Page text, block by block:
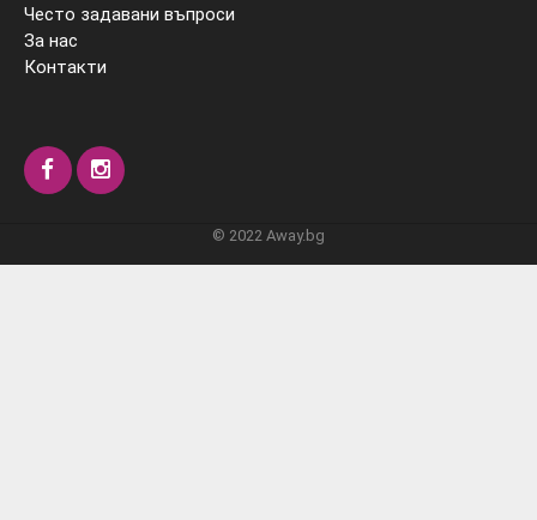
Често задавани въпроси
За нас
Контакти
© 2022 Away.bg